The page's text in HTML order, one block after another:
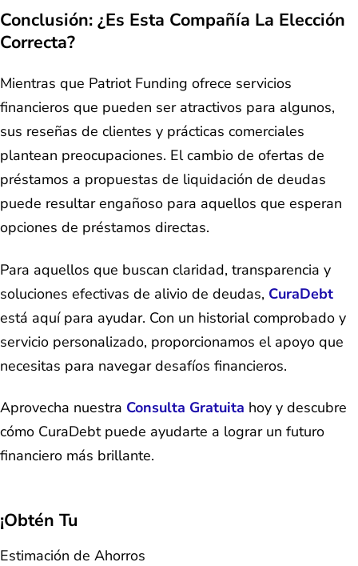
Conclusión: ¿Es Esta Compañía La Elección
Correcta?
Mientras que Patriot Funding ofrece servicios
financieros que pueden ser atractivos para algunos,
sus reseñas de clientes y prácticas comerciales
plantean preocupaciones. El cambio de ofertas de
préstamos a propuestas de liquidación de deudas
puede resultar engañoso para aquellos que esperan
opciones de préstamos directas.
Para aquellos que buscan claridad, transparencia y
soluciones efectivas de alivio de deudas, CuraDebt
está aquí para ayudar. Con un historial comprobado y
servicio personalizado, proporcionamos el apoyo que
necesitas para navegar desafíos financieros.
Aprovecha nuestra Consulta Gratuita hoy y descubre
cómo CuraDebt puede ayudarte a lograr un futuro
financiero más brillante.
¡Obtén Tu
Estimación de Ahorros